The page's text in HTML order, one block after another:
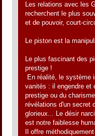
Les relations avec les
recherchent le plus
et de pouvoir, court-
Le piston est la
Le plus fascinant des
prestige !
En réalité, le système
vanités : il engendre et
prestige ou du
révélations d'un secret
glorieux... Le désir
est notre faiblesse
Il offre